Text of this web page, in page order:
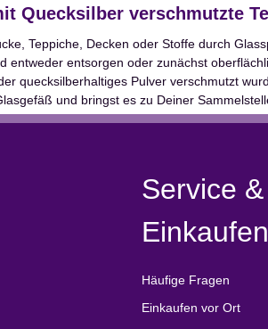
Quecksilber verschmutzte
Teppiche, Decken oder Stoffe durch
entweder entsorgen oder zunächst
quecksilberhaltiges Pulver verschmutzt
und bringst es zu Deiner
Service &
Einkaufen
Häufige Fragen
Einkaufen vor Ort